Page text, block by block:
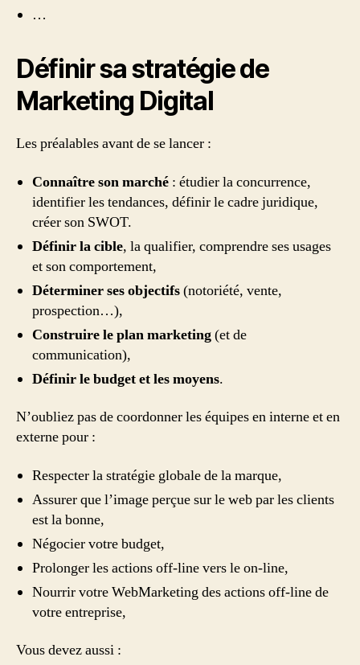
…
Définir sa stratégie de
Marketing Digital
Les préalables avant de se lancer :
Connaître son marché : étudier la concurrence,
identifier les tendances, définir le cadre juridique,
créer son SWOT.
Définir la cible, la qualifier, comprendre ses usages
et son comportement,
Déterminer ses objectifs(notoriété, vente,
prospection…),
Construire le plan marketing(et de
communication),
Définir le budget et les moyens.
N’oubliez pas de coordonner les équipes en interne et en
externe pour :
Respecter la stratégie globale de la marque,
Assurer que l’image perçue sur le web par les clients
est la bonne,
Négocier votre budget,
Prolonger les actions off-line vers le on-line,
Nourrir votre WebMarketing des actions off-line de
votre entreprise,
Vous devez aussi :